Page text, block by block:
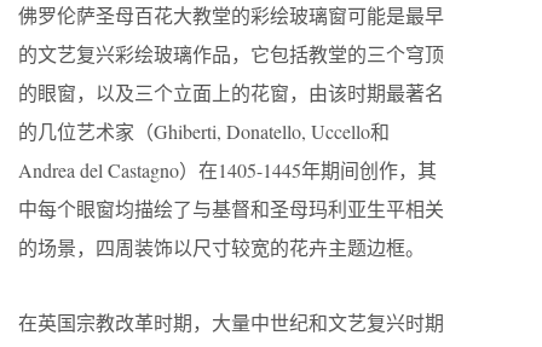
佛罗伦萨圣母百花大教堂的彩绘玻璃窗可能是最早
的文艺复兴彩绘玻璃作品，它包括教堂的三个穹顶
的眼窗，以及三个立面上的花窗，由该时期最著名
的几位艺术家（Ghiberti, Donatello, Uccello和
Andrea del Castagno）在1405-1445年期间创作，其
中每个眼窗均描绘了与基督和圣母玛利亚生平相关
的场景，四周装饰以尺寸较宽的花卉主题边框。
在英国宗教改革时期，大量中世纪和文艺复兴时期